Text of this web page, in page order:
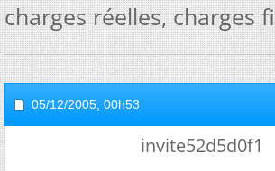
charges réelles, charges
05/12/2005, 00h53
invite52d5d0f1